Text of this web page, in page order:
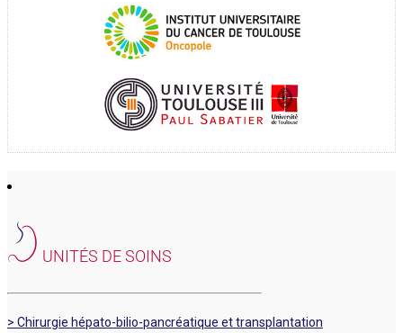
UNITÉS DE SOINS
> Chirurgie hépato-bilio-pancréatique et transplantation